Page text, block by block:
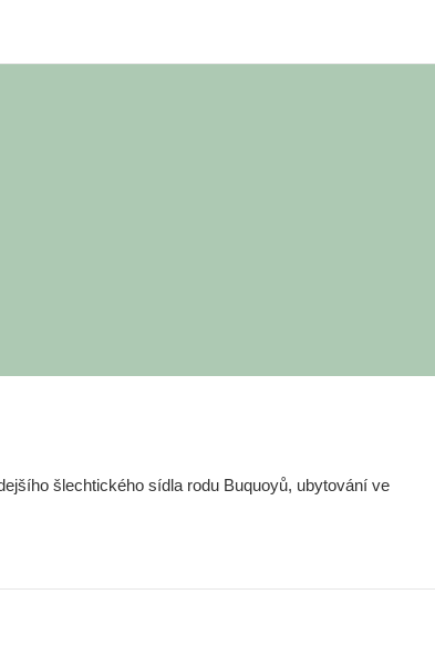
šlechtického sídla rodu Buquoyů, ubytování ve